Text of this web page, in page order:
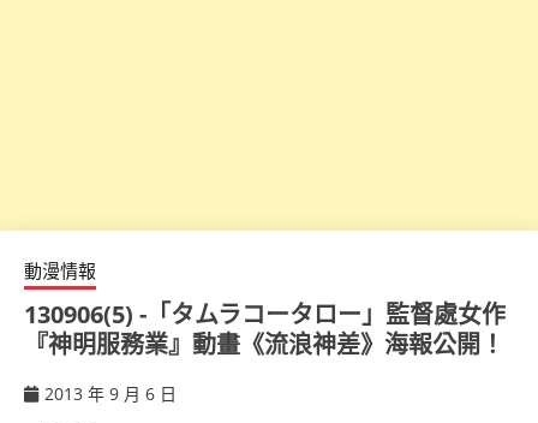
動漫情報
130906(5) -「タムラコータロー」監督處女作
『神明服務業』動畫《流浪神差》海報公開！
2013 年 9 月 6 日